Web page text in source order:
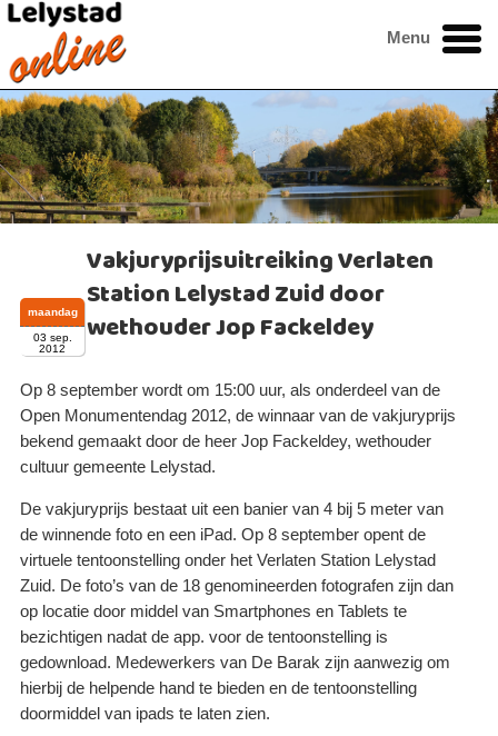
Menu
Vakjuryprijsuitreiking Verlaten
Station Lelystad Zuid door
wethouder Jop Fackeldey
maandag
03 sep.
2012
Op 8 september wordt om 15:00 uur, als onderdeel van de
Open Monumentendag 2012, de winnaar van de vakjuryprijs
bekend gemaakt door de heer Jop Fackeldey, wethouder
cultuur gemeente Lelystad.
De vakjuryprijs bestaat uit een banier van 4 bij 5 meter van
de winnende foto en een iPad. Op 8 september opent de
virtuele tentoonstelling onder het Verlaten Station Lelystad
Zuid. De foto’s van de 18 genomineerden fotografen zijn dan
op locatie door middel van Smartphones en Tablets te
bezichtigen nadat de app. voor de tentoonstelling is
gedownload. Medewerkers van De Barak zijn aanwezig om
hierbij de helpende hand te bieden en de tentoonstelling
doormiddel van ipads te laten zien.